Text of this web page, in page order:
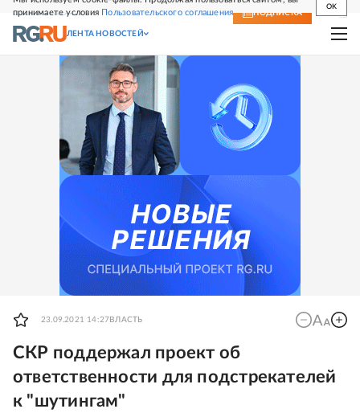
принимаете условия Пользовательского соглашения
OK
СВЕЖИЙ НОМЕР ПОДПИСКА
ЛЕНТА НОВОСТЕЙ
23.09.2021 14:27 ВЛАСТЬ
СКР поддержал проект об
ответственности для подстрекателей
к "шутингам"